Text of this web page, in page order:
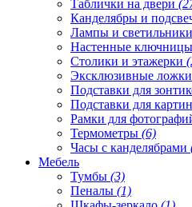
Таблички на двери
Канделябры и
Лампы и светильники
Настенные ключницы
Столики и этажерки
Эксклюзивные ложки
Подставки для
Подставки для картин
Рамки для
Термометры (6)
Часы с канделябрами
Мебель
Тумбы (3)
Пеналы (1)